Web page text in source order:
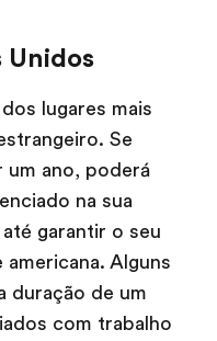
Unidos
lugares mais
Se
um ano, poderá
na sua
garantir o seu
Alguns
duração de um
com trabalho